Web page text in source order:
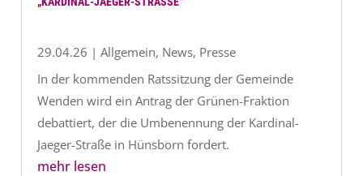
29.04.26 |Allgemein, News, Presse
In der kommenden Ratssitzung der Gemeinde
Wenden wird ein Antrag der Grünen-Fraktion
debattiert, der die Umbenennung der Kardinal-
Jaeger-Straße in Hünsborn fordert.
mehr lesen